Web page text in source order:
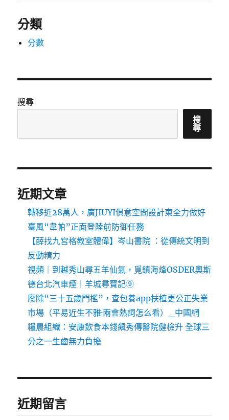
分類
分數
搜尋
搜
尋
近期文章
轉移近28萬人，廣JIUYI俱意空間設計東全力做好
臺風“韋帕”正面登陸前防御任務
【薛找九宮格教室體偉】岑山書院 ：從傳統文明到
反動精力
視頻｜到越秀山尋五羊仙氣，覓鎮海烽OSDER奧斯
德台北汽車煙｜羊城尋寶記⑨
廢除“三十五歲門檻”，查包養app扶植更公正失業
市場（平易近生不雅·兩會熱詞怎么看）_中國網
糧農組織：安康飲食本錢飆秀傳醫院健檢升 全球三
分之一生齒無力負擔
近期留言